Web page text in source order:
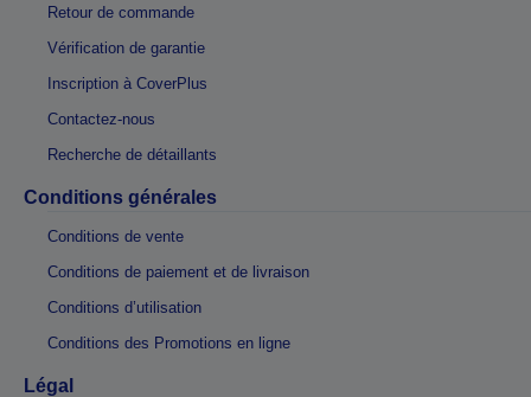
Retour de commande
Vérification de garantie
Inscription à CoverPlus
Contactez-nous
Recherche de détaillants
Conditions générales
Conditions de vente
Conditions de paiement et de livraison
Conditions d’utilisation
Conditions des Promotions en ligne
Légal